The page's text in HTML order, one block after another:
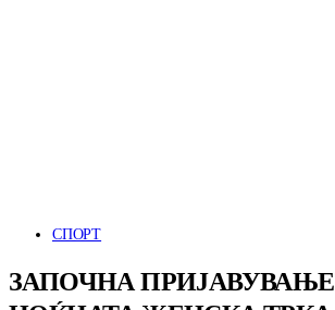
СПОРТ
ЗАПОЧНА